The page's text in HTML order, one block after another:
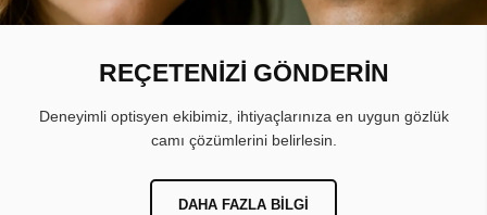
REÇETENİZİ GÖNDERİN
Deneyimli optisyen ekibimiz, ihtiyaçlarınıza en uygun gözlük
camı çözümlerini belirlesin.
DAHA FAZLA BILGI